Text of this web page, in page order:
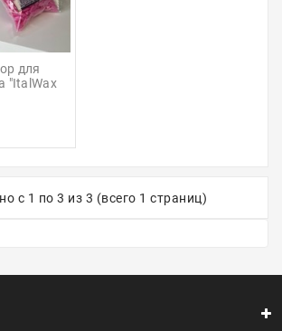
для
"ItalWax
с 1 по 3 из 3 (всего 1 страниц)